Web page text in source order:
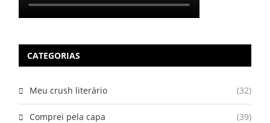
CATEGORIAS
Meu crush literário (32)
Comprei pela capa (39)